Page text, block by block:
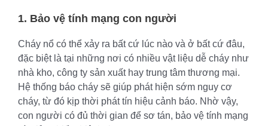
1. Bảo vệ tính mạng con người
Cháy nổ có thể xảy ra bất cứ lúc nào và ở bất cứ đâu,
đặc biệt là tại những nơi có nhiều vật liệu dễ cháy như
nhà kho, công ty sản xuất hay trung tâm thương mại.
Hệ thống báo cháy sẽ giúp phát hiện sớm nguy cơ
cháy, từ đó kịp thời phát tín hiệu cảnh báo. Nhờ vậy,
con người có đủ thời gian để sơ tán, bảo vệ tính mạng